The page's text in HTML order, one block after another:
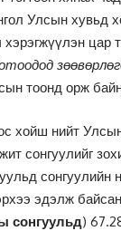
Улсын хувьд
цар
тоонд орж
хойш нийт
сонгуулийг
сонгуулийн
эдэлж
сонгуульд)